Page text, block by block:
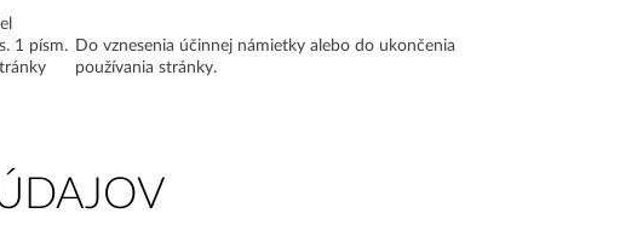
1 písm. Do vznesenia účinnej námietky alebo do ukončenia
používania stránky.